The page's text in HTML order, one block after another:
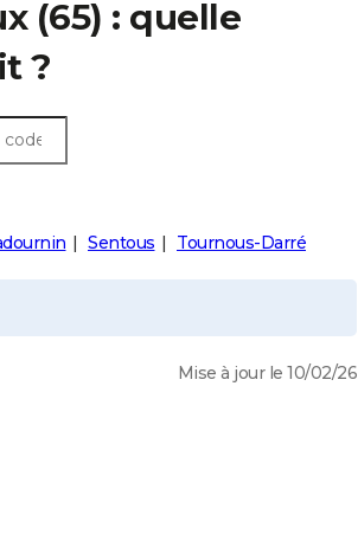
(65) : quelle
?
Sentous Tournous-Darré
Mise à jour le 10/02/26